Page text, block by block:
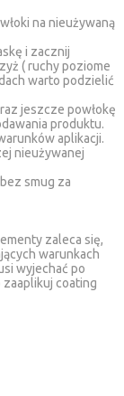
na nieużywaną
i zacznij
( ruchy poziome
warto podzielić
jeszcze powłokę
produktu.
aplikacji.
nieużywanej
smug za
zaleca się,
warunkach
wyjechać po
coating